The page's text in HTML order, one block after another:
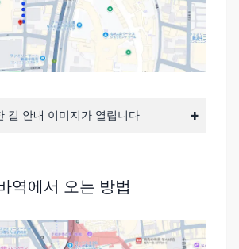
길 안내 이미지가 열립니다
역에서 오는 방법